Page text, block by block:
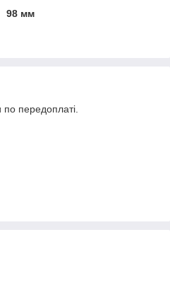
98 мм
по передоплаті.